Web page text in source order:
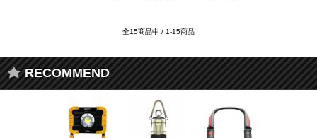
全15商品中 / 1-15商品
RECOMMEND